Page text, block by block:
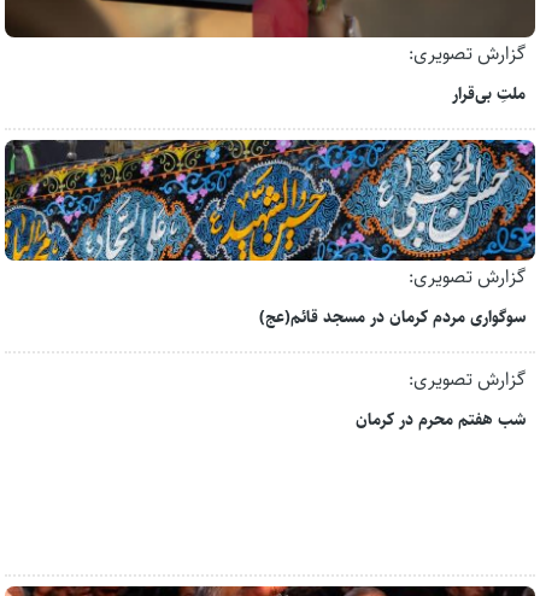
گزارش تصویری:
ملتِ بی‌قرار
گزارش تصویری:
سوگواری مردم کرمان در مسجد قائم(عج)
گزارش تصویری:
شب هفتم محرم در کرمان